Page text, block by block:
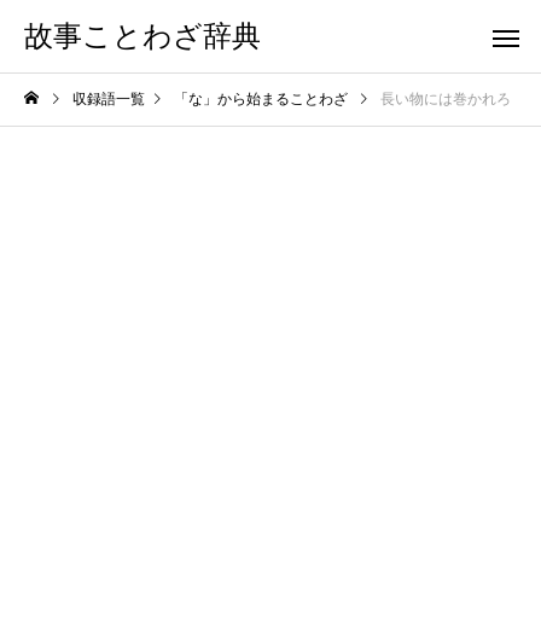
故事ことわざ辞典
収録語一覧 「な」から始まることわざ 長い物には巻かれろ